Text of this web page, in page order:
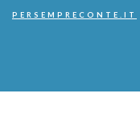
PERSEMPRECONTE.IT